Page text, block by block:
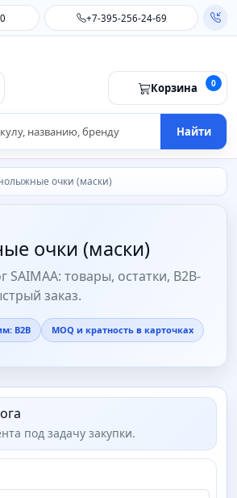
+7-395-256-24-69
Корзина 0
Найти
очки (маски)
очки (маски)
SAIMAA: товары, остатки, B2B-
заказ.
B2B MOQ и кратность в карточках
под задачу закупки.